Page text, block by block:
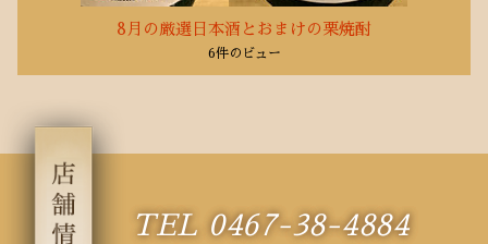
8月の厳選日本酒とおまけの栗焼酎
6件のビュー
TEL 0467-38-4884